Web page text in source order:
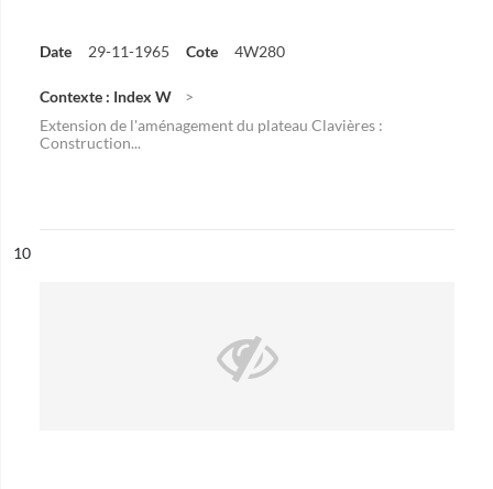
Date 29-11-1965 Cote 4W280
Contexte : Index W
Extension de l'aménagement du plateau Clavières :
Construction...
n°
10